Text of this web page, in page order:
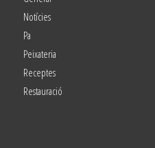
Notícies
Pa
Peixateria
Receptes
Restauració